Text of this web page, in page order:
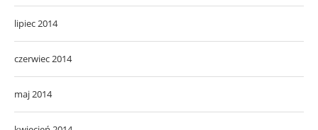
lipiec 2014
czerwiec 2014
maj 2014